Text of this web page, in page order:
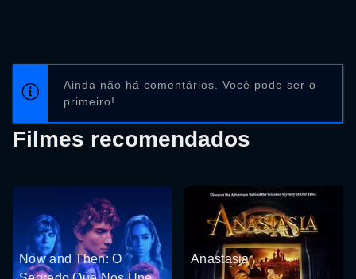
Ainda não há comentários. Você pode ser o
primeiro!
Filmes recomendados
Now and Then: O
Anastasia